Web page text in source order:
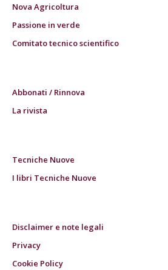
Nova Agricoltura
Passione in verde
Comitato tecnico scientifico
Abbonati / Rinnova
La rivista
Tecniche Nuove
I libri Tecniche Nuove
Disclaimer e note legali
Privacy
Cookie Policy